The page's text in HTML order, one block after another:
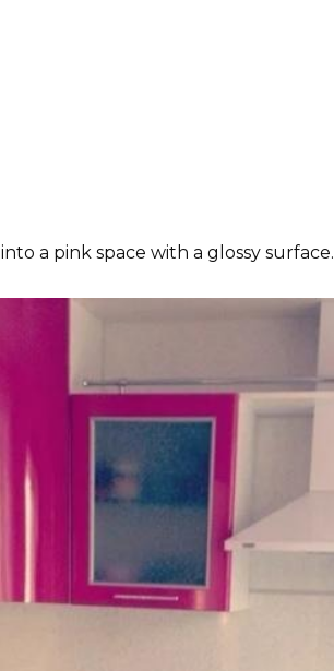
a pink space with a glossy surface.